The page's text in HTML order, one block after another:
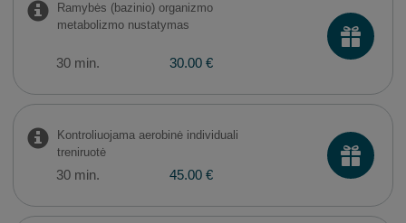
Ramybės (bazinio) organizmo
metabolizmo nustatymas
30 min. 30.00 €
Kontroliuojama aerobinė individuali
treniruotė
30 min. 45.00 €